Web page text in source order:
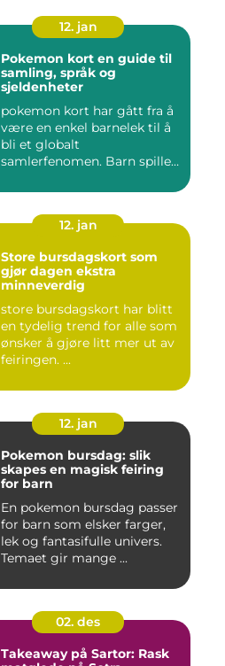
12. jan
Pokemon kort en guide til
samling, språk og
sjeldenheter
pokemon kort har gått fra å
være en enkel barnelek til å
bli et globalt
samlerfenomen. Barn spiller
12. jan
Store bursdagskort som
gjør dagen ekstra
minneverdig
store bursdagskort har blitt
en tydelig trend for alle som
ønsker å gjøre litt mer ut av
feiringen. ...
12. jan
Pokemon bursdag: slik
skapes en magisk feiring
for barn
En pokemon bursdag passer
for barn som elsker farger,
lek og fantasifulle univers.
Temaet gir mange ...
02. des
Takeaway på Sartor: Rask